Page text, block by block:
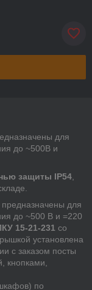
для
до ~500В и
защиты IP54
предназначены для
до ~500 В и =220
15-21-231 со
установлена
с заказом посты
кнопками,
по